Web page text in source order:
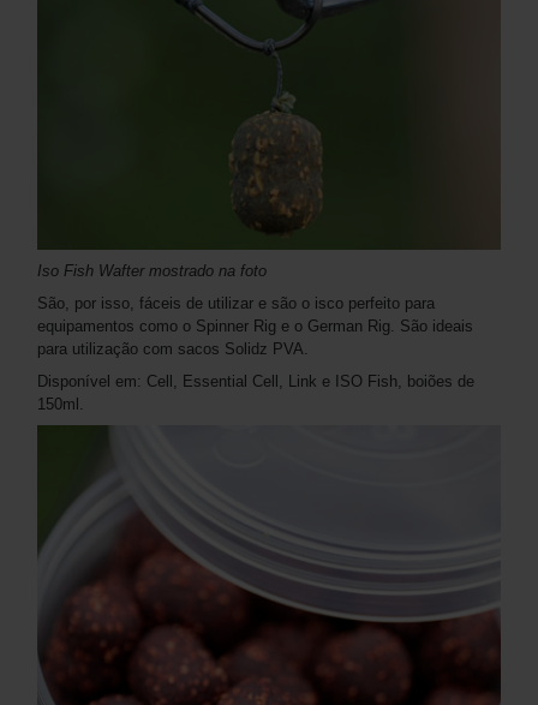
Iso Fish Wafter mostrado na foto
São, por isso, fáceis de utilizar e são o isco perfeito para
equipamentos como o Spinner Rig e o German Rig. São ideais
para utilização com sacos Solidz PVA.
Disponível em: Cell, Essential Cell, Link e ISO Fish, boiões de
150ml.